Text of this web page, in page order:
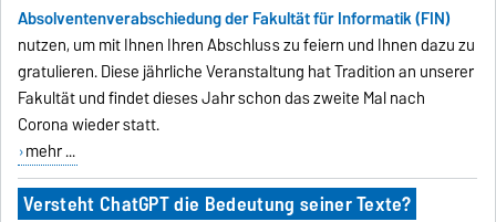
Absolventenverabschiedung der Fakultät für Informatik (FIN)
nutzen, um mit Ihnen Ihren Abschluss zu feiern und Ihnen dazu zu
gratulieren. Diese jährliche Veranstaltung hat Tradition an unserer
Fakultät und findet dieses Jahr schon das zweite Mal nach
Corona wieder statt.
mehr ...
Versteht ChatGPT die Bedeutung seiner Texte?